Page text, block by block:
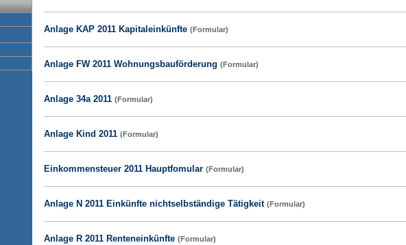
Anlage KAP 2011 Kapitaleinkünfte (Formular)
Anlage FW 2011 Wohnungsbauförderung (Formular)
Anlage 34a 2011 (Formular)
Anlage Kind 2011 (Formular)
Einkommensteuer 2011 Hauptfomular (Formular)
Anlage N 2011 Einkünfte nichtselbständige Tätigkeit (Formular)
Anlage R 2011 Renteneinkünfte (Formular)